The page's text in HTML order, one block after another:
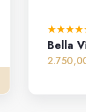
Bella